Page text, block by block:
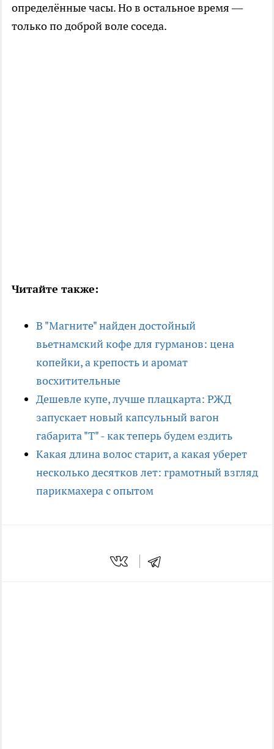
определённые часы. Но в остальное время —
только по доброй воле соседа.
Читайте также:
В "Магните" найден достойный
вьетнамский кофе для гурманов: цена
копейки, а крепость и аромат
восхитительные
Дешевле купе, лучше плацкарта: РЖД
запускает новый капсульный вагон
габарита "Т" - как теперь будем ездить
Какая длина волос старит, а какая уберет
несколько десятков лет: грамотный взгляд
парикмахера с опытом